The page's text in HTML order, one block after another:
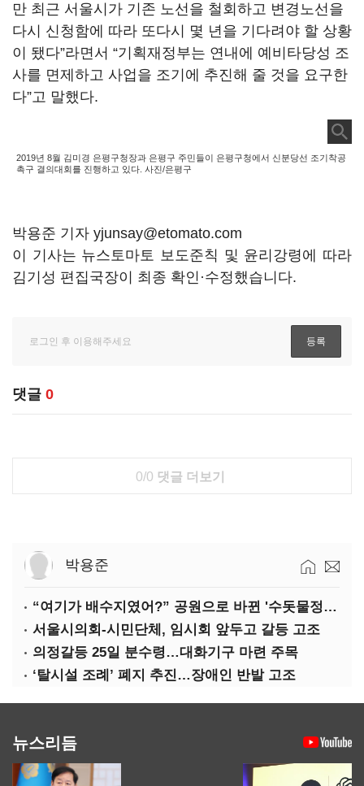
만 최근 서울시가 기존 노선을 철회하고 변경노선을
다시 신청함에 따라 또다시 몇 년을 기다려야 할 상황
이 됐다”라면서 “기획재정부는 연내에 예비타당성 조
사를 면제하고 사업을 조기에 추진해 줄 것을 요구한
다”고 말했다.
2019년 8월 김미경 은평구청장과 은평구 주민들이 은평구청에서 신분당선 조기착공
촉구 결의대회를 진행하고 있다. 사진/은평구
박용준 기자 yjunsay@etomato.com
이 기사는 뉴스토마토 보도준칙 및 윤리강령에 따라
김기성 편집국장이 최종 확인·수정했습니다.
댓글 0
0/0 댓글 더보기
박용준
“여기가 배수지였어?” 공원으로 바뀐 '수돗물정거장'
서울시의회-시민단체, 임시회 앞두고 갈등 고조
의정갈등 25일 분수령…대화기구 마련 주목
‘탈시설 조례’ 폐지 추진…장애인 반발 고조
뉴스리듬